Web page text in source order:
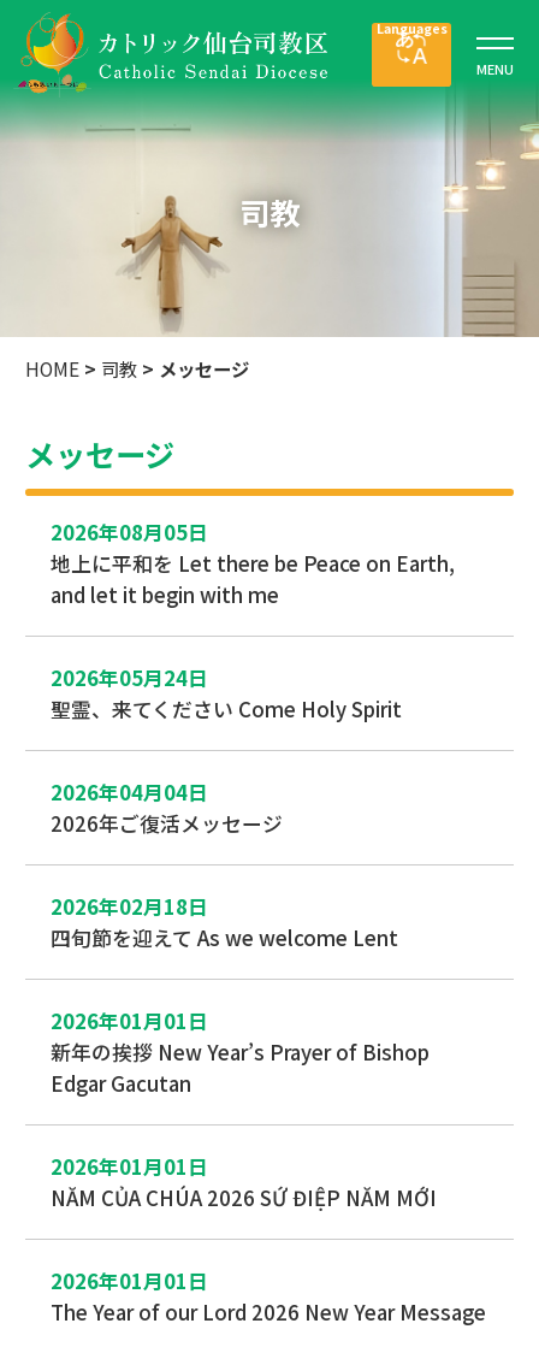
司教
HOME > 司教 > メッセージ
メッセージ
2026年08月05日
地上に平和を Let there be Peace on Earth,
and let it begin with me
2026年05月24日
聖霊、来てください Come Holy Spirit
2026年04月04日
2026年ご復活メッセージ
2026年02月18日
四旬節を迎えて As we welcome Lent
2026年01月01日
新年の挨拶 New Year’s Prayer of Bishop
Edgar Gacutan
2026年01月01日
NĂM CỦA CHÚA 2026 SỨ ĐIỆP NĂM MỚI
2026年01月01日
The Year of our Lord 2026 New Year Message